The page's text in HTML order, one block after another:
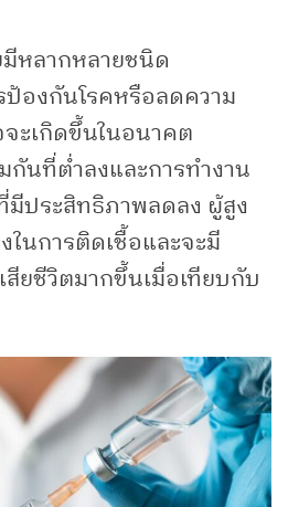
หลากหลายชนิด
องกันโรคหรือลดความ
ะเกิดขึ้นในอนาคต
นที่ต่ำลงและการทำงาน
ประสิทธิภาพลดลง ผู้สูง
ในการติดเชื้อและจะมี
ยชีวิตมากขึ้นเมื่อเทียบกับ